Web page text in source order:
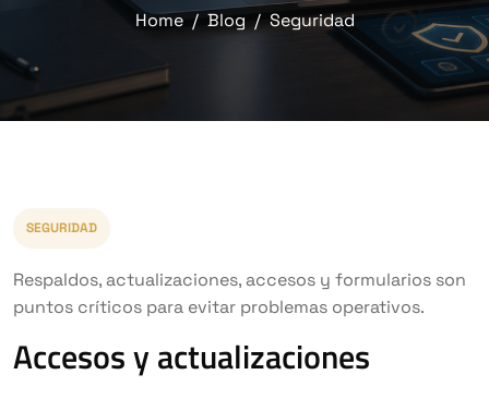
Home Blog Seguridad
SEGURIDAD
Respaldos, actualizaciones, accesos y formularios son
puntos críticos para evitar problemas operativos.
Accesos y actualizaciones